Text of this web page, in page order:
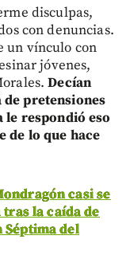
disculpas,
con denuncias.
un vínculo con
jóvenes,
Decían
pretensiones
le respondió eso
de lo que hace
casi se
la caída de
del